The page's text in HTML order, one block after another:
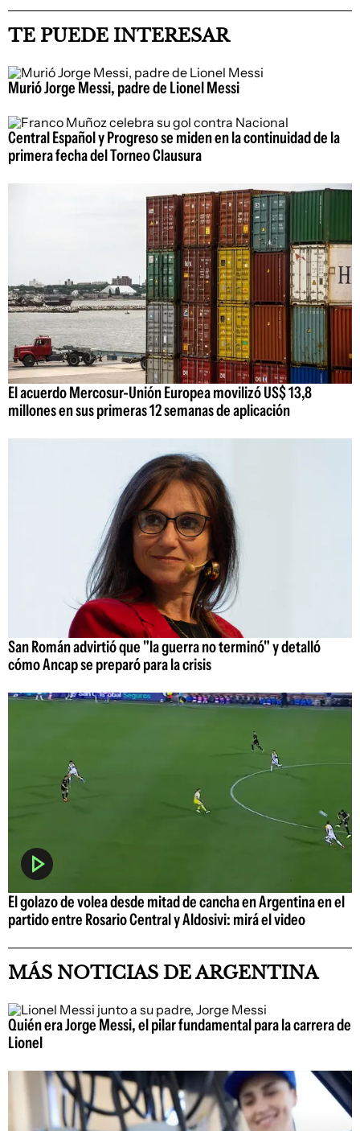
TE PUEDE INTERESAR
Murió Jorge Messi, padre de Lionel Messi
Central Español y Progreso se miden en la continuidad de la
primera fecha del Torneo Clausura
El acuerdo Mercosur-Unión Europea movilizó US$ 13,8
millones en sus primeras 12 semanas de aplicación
San Román advirtió que "la guerra no terminó" y detalló
cómo Ancap se preparó para la crisis
El golazo de volea desde mitad de cancha en Argentina en el
partido entre Rosario Central y Aldosivi: mirá el video
MÁS NOTICIAS DE ARGENTINA
Quién era Jorge Messi, el pilar fundamental para la carrera de
Lionel